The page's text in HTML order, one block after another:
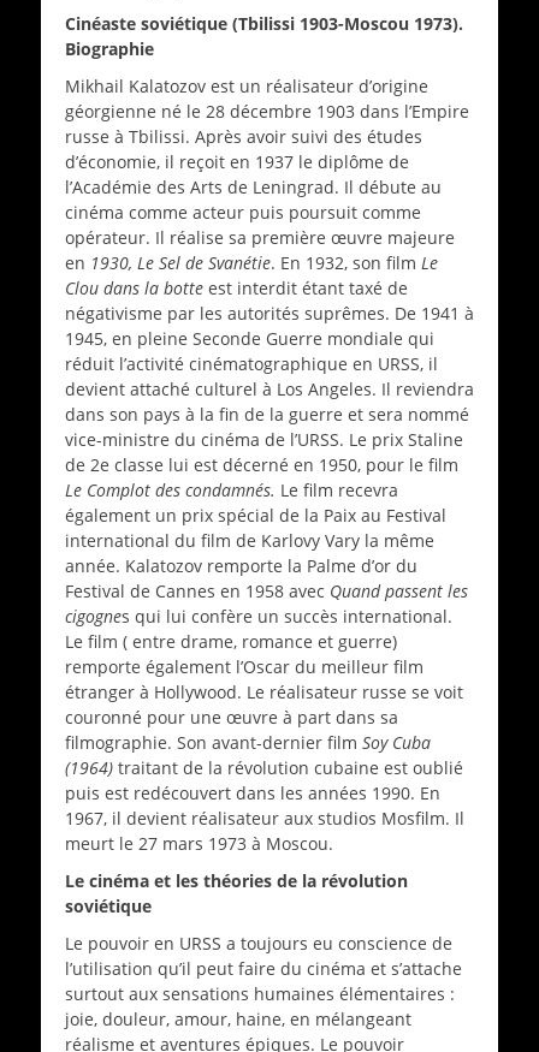
Cinéaste soviétique (Tbilissi 1903-Moscou 1973).
Biographie
Mikhail Kalatozov est un réalisateur d’origine
géorgienne né le 28 décembre 1903 dans l’Empire
russe à Tbilissi. Après avoir suivi des études
d’économie, il reçoit en 1937 le diplôme de
l’Académie des Arts de Leningrad. Il débute au
cinéma comme acteur puis poursuit comme
opérateur. Il réalise sa première œuvre majeure
en 1930, Le Sel de Svanétie. En 1932, son film Le
Clou dans la botte est interdit étant taxé de
négativisme par les autorités suprêmes. De 1941 à
1945, en pleine Seconde Guerre mondiale qui
réduit l’activité cinématographique en URSS, il
devient attaché culturel à Los Angeles. Il reviendra
dans son pays à la fin de la guerre et sera nommé
vice-ministre du cinéma de l’URSS. Le prix Staline
de 2e classe lui est décerné en 1950, pour le film
Le Complot des condamnés. Le film recevra
également un prix spécial de la Paix au Festival
international du film de Karlovy Vary la même
année. Kalatozov remporte la Palme d’or du
Festival de Cannes en 1958 avec Quand passent les
cigognes qui lui confère un succès international.
Le film ( entre drame, romance et guerre)
remporte également l’Oscar du meilleur film
étranger à Hollywood. Le réalisateur russe se voit
couronné pour une œuvre à part dans sa
filmographie. Son avant-dernier film Soy Cuba
(1964) traitant de la révolution cubaine est oublié
puis est redécouvert dans les années 1990. En
1967, il devient réalisateur aux studios Mosfilm. Il
meurt le 27 mars 1973 à Moscou.
Le cinéma et les théories de la révolution
soviétique
Le pouvoir en URSS a toujours eu conscience de
l’utilisation qu’il peut faire du cinéma et s’attache
surtout aux sensations humaines élémentaires :
joie, douleur, amour, haine, en mélangeant
réalisme et aventures épiques. Le pouvoir